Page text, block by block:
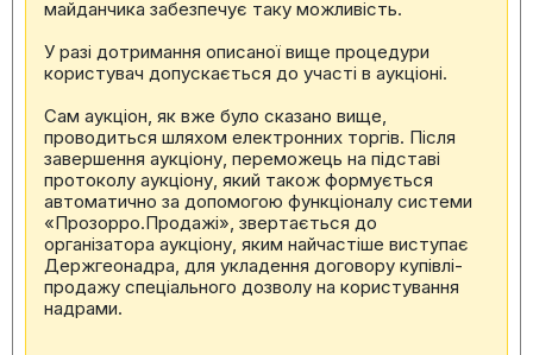
майданчика забезпечує таку можливість.
У разі дотримання описаної вище процедури
користувач допускається до участі в аукціоні.
Сам аукціон, як вже було сказано вище,
проводиться шляхом електронних торгів. Після
завершення аукціону, переможець на підставі
протоколу аукціону, який також формується
автоматично за допомогою функціоналу системи
«Прозорро.Продажі», звертається до
організатора аукціону, яким найчастіше виступає
Держгеонадра, для укладення договору купівлі-
продажу спеціального дозволу на користування
надрами.